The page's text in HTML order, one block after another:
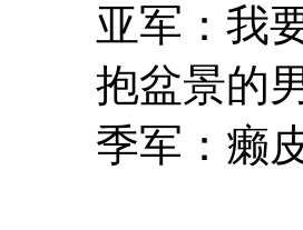
亚军：我要
抱盆景的男
季军：癞皮